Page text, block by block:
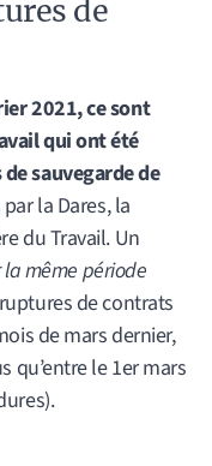
de
2021, ce sont
qui ont été
sauvegarde de
la Dares, la
du Travail. Un
la même période
de contrats
de mars dernier,
qu’entre le 1er mars